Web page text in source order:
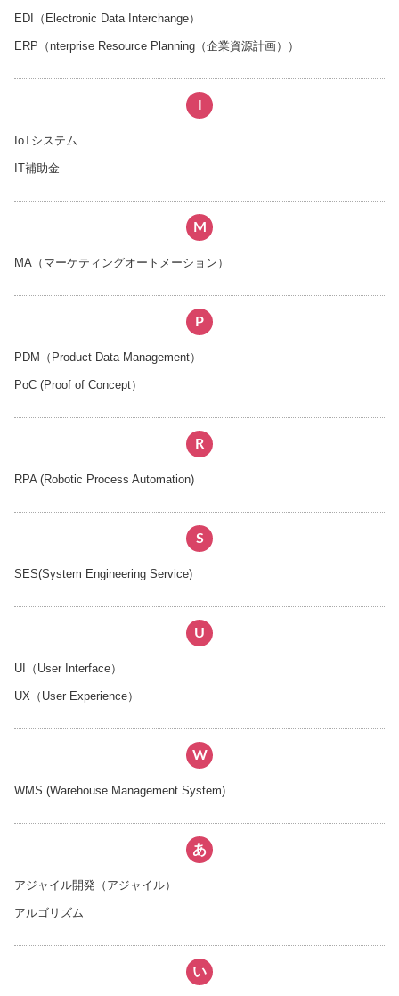
EDI（Electronic Data Interchange）
ERP（nterprise Resource Planning（企業資源計画））
IoTシステム
IT補助金
M
MA（マーケティングオートメーション）
P
PDM（Product Data Management）
PoC (Proof of Concept）
R
RPA (Robotic Process Automation)
S
SES(System Engineering Service)
U
UI（User Interface）
UX（User Experience）
W
WMS (Warehouse Management System)
あ
アジャイル開発（アジャイル）
アルゴリズム
い